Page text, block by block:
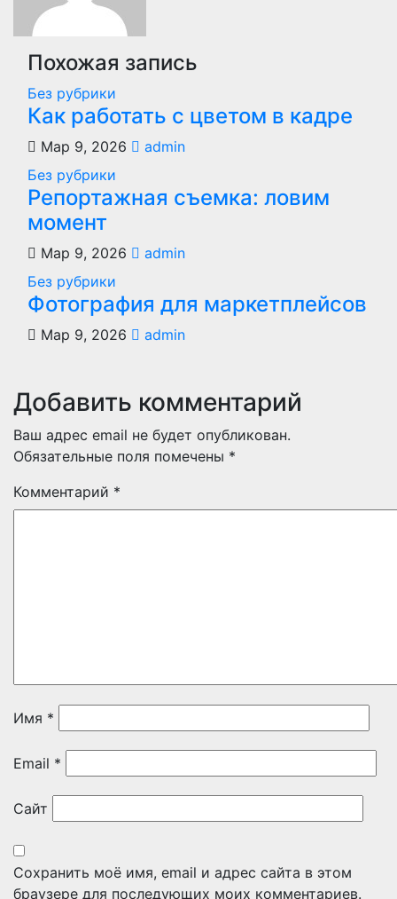
Похожая запись
Без рубрики
Как работать с цветом в кадре
Мар 9, 2026
admin
Без рубрики
Репортажная съемка: ловим
момент
Мар 9, 2026
admin
Без рубрики
Фотография для маркетплейсов
Мар 9, 2026 admin
Добавить комментарий
Ваш адрес email не будет опубликован.
Обязательные поля помечены *
Комментарий *
Имя *
Email *
Сайт
Сохранить моё имя, email и адрес сайта в этом
браузере для последующих моих комментариев.